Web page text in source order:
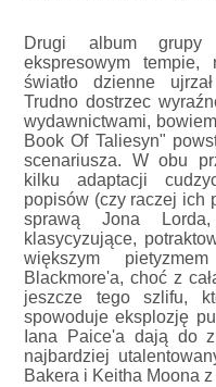
Drugi album
ekspresowym
światło dzienne
Trudno dostrzec
wydawnictwami,
Book Of Taliesyn"
scenariusza. W obu
kilku adaptacji
popisów (czy raczej ich
sprawą Jona
klasycyzujące,
większym
Blackmore'a, choć z
jeszcze tego szlifu,
spowoduje eksplozję
Iana Paice'a dają do
najbardziej
Bakera i Keitha Moona